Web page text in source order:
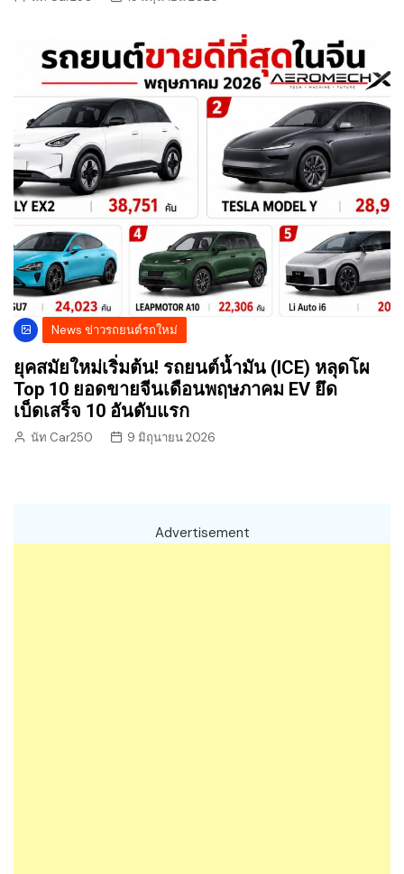
News ข่าวรถยนต์รถใหม่
ยุคสมัยใหม่เริ่มต้น! รถยนต์น้ำมัน (ICE) หลุดโผ
Top 10 ยอดขายจีนเดือนพฤษภาคม EV ยึด
เบ็ดเสร็จ 10 อันดับแรก
นัท Car250 9 มิถุนายน 2026
Advertisement